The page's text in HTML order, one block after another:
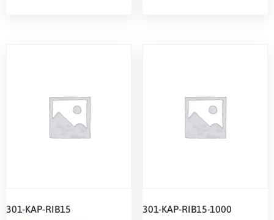
301-KAP-RIB15 301-KAP-RIB15-1000